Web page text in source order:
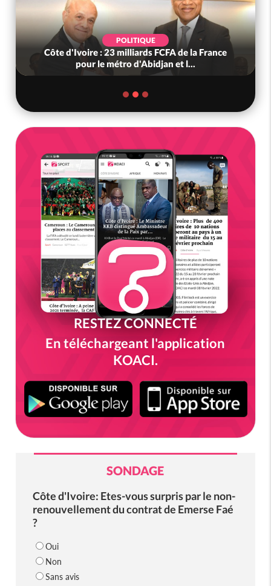
POLITIQUE
Côte d'Ivoire : 23 milliards FCFA de la France
pour le métro d'Abidjan et l...
RESTEZ CONNECTÉ
En téléchargeant l'application
KOACI.
SONDAGE
Côte d'Ivoire: Etes-vous surpris par le non-
renouvellement du contrat de Emerse Faé
?
Oui
Non
Sans avis